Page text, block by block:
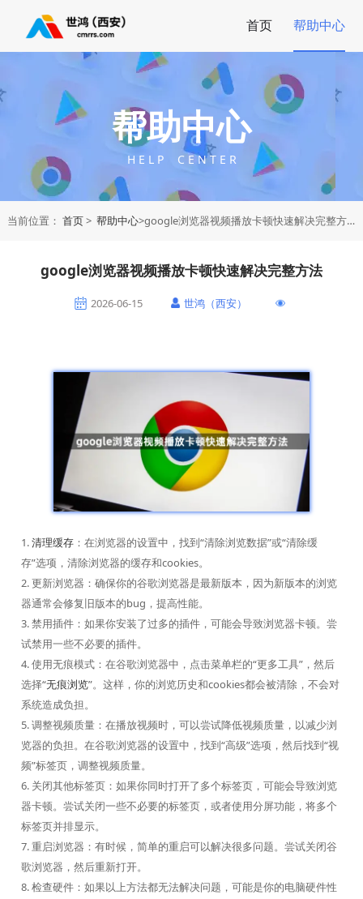
首页 帮助中心
帮助中心
H E L P C E N T E R
当前位置： 首页> 帮助中心>google浏览器视频播放卡顿快速解决完整方法
google浏览器视频播放卡顿快速解决完整方法
2026-06-15 世鸿（西安）
1.清理缓存：在浏览器的设置中，找到“清除浏览数据”或“清除缓
存”选项，清除浏览器的缓存和cookies。
2. 更新浏览器：确保你的谷歌浏览器是最新版本，因为新版本的浏览
器通常会修复旧版本的bug，提高性能。
3. 禁用插件：如果你安装了过多的插件，可能会导致浏览器卡顿。尝
试禁用一些不必要的插件。
4. 使用无痕模式：在谷歌浏览器中，点击菜单栏的“更多工具”，然后
选择“无痕浏览”。这样，你的浏览历史和cookies都会被清除，不会对
系统造成负担。
5. 调整视频质量：在播放视频时，可以尝试降低视频质量，以减少浏
览器的负担。在谷歌浏览器的设置中，找到“高级”选项，然后找到“视
频”标签页，调整视频质量。
6. 关闭其他标签页：如果你同时打开了多个标签页，可能会导致浏览
器卡顿。尝试关闭一些不必要的标签页，或者使用分屏功能，将多个
标签页并排显示。
7. 重启浏览器：有时候，简单的重启可以解决很多问题。尝试关闭谷
歌浏览器，然后重新打开。
8. 检查硬件：如果以上方法都无法解决问题，可能是你的电脑硬件性